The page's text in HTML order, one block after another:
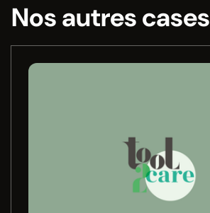
Nos autres cases